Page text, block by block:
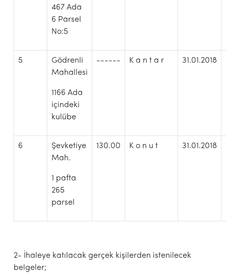
467 Ada
6 Parsel
No:5
5
Gödrenli
Mahallesi
1166 Ada
içindeki
kulübe
------ K a n t a r 31.01.2018
6
Şevketiye
Mah.
1 pafta
265
parsel
130.00 K o n u t 31.01.2018
2- İhaleye katılacak gerçek kişilerden istenilecek
belgeler;